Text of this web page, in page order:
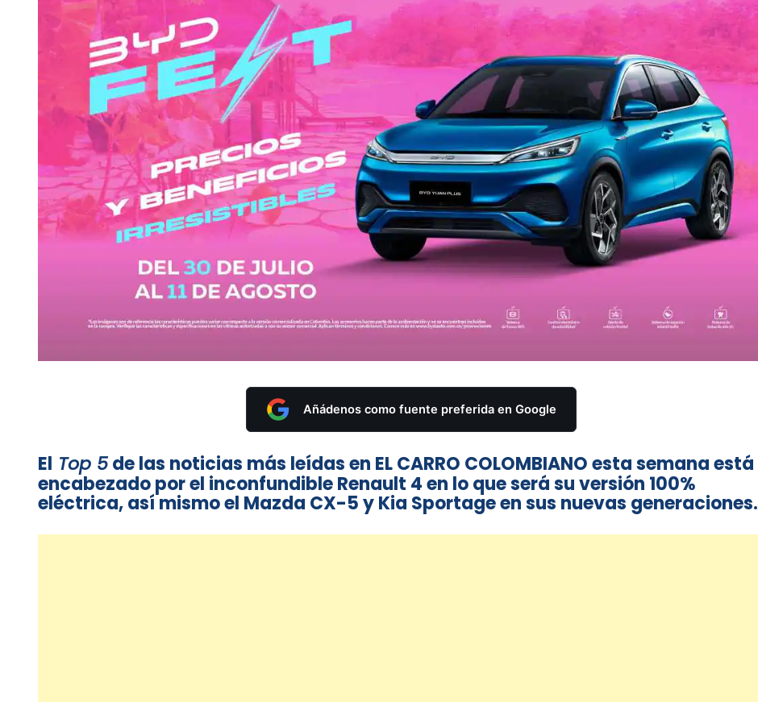
Añádenos como fuente preferida en Google
El Top 5de las noticias más leídas en EL CARRO COLOMBIANO esta semana está
encabezado por el inconfundible Renault 4 en lo que será su versión 100%
eléctrica, así mismo el Mazda CX-5 y Kia Sportage en sus nuevas generaciones.